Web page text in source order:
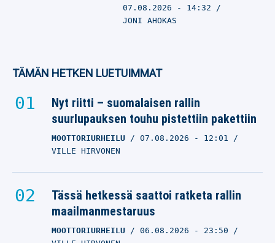
07.08.2026 - 14:32
JONI AHOKAS
TÄMÄN HETKEN LUETUIMMAT
Nyt riitti – suomalaisen rallin
suurlupauksen touhu pistettiin pakettiin
MOOTTORIURHEILU 07.08.2026 - 12:01
VILLE HIRVONEN
Tässä hetkessä saattoi ratketa rallin
maailmanmestaruus
MOOTTORIURHEILU 06.08.2026 - 23:50